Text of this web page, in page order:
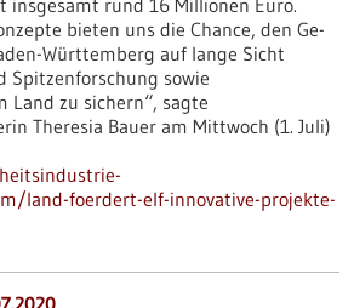
insgesamt rund 16 Millionen Euro.
bieten uns die Chance, den Ge-
Württemberg auf lange Sicht
Spitzenforschung sowie
Land zu sichern“, sagte
Theresia Bauer am Mittwoch (1. Juli)
land-foerdert-elf-innovative-projekte-